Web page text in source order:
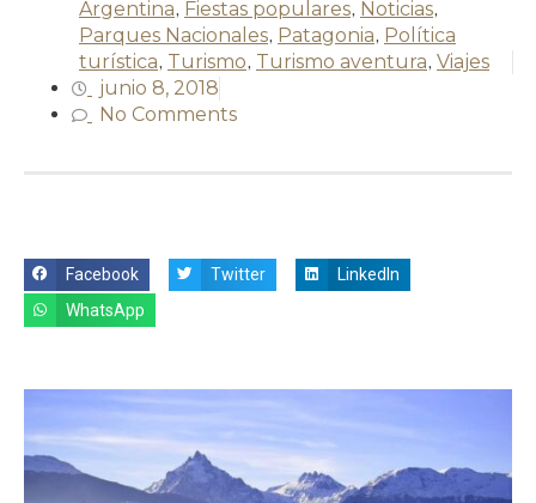
Argentina, Fiestas populares, Noticias,
Parques Nacionales, Patagonia, Política
turística, Turismo, Turismo aventura, Viajes
junio 8, 2018
No Comments
Facebook Twitter
LinkedIn
WhatsApp